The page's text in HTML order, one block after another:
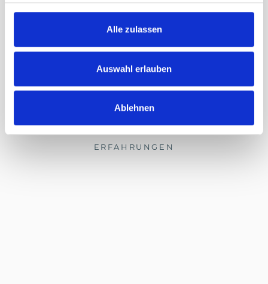
Alle zulassen
Auswahl erlauben
Ablehnen
ERFAHRUNGEN